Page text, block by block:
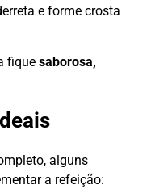
e forme crosta
fique saborosa,
alguns
a refeição: